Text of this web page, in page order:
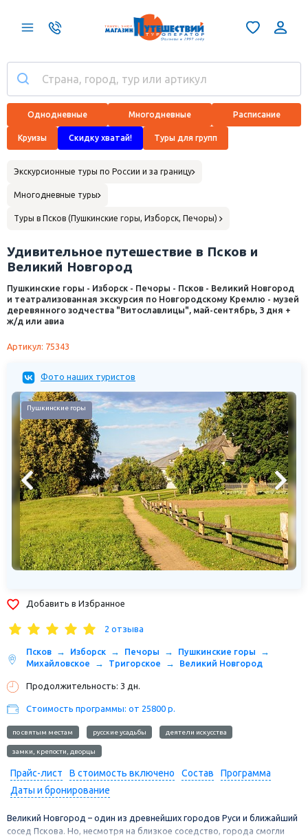
Однодневные Многодневные Расписание
Круизы Скидку хватай! Туры для групп
Экскурсионные туры по России и за границу
Многодневные туры
Туры в Псков (Пушкинские горы, Изборск, Печоры)
Удивительное путешествие в Псков и
Великий Новгород
Пушкинские горы - Изборск - Печоры - Псков - Великий Новгород
и театрализованная экскурсия по Новгородскому Кремлю - музей
деревянного зодчества "Витославлицы", май-сентябрь, 3 дня +
ж/д или авиа
Артикул: 75343
Фото наших туристов
Пушкинские горы
Добавить в Избранное
2 отзыва
Псков Изборск Печоры
Пушкинские горы
Михайловское
Тригорское Великий Новгород
Продолжительность: 3 дн.
Стоимость программы: от 25800 р.
по святым местам русские усадьбы деятели искусства
замки, крепости, дворцы
Прайс-лист В стоимость включено Состав
Программа
Даты и бронирование
Великий Новгород – один из древнейших городов Руси и ближайший
сосед Пскова. Но, несмотря на близкое соседство, города смогли